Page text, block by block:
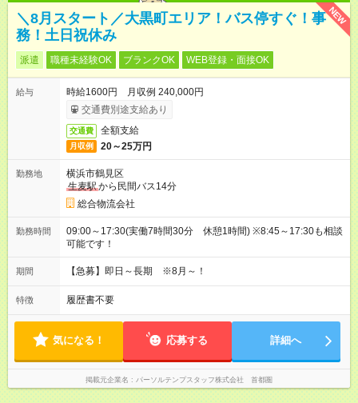
NEW
＼8月スタート／大黒町エリア！バス停すぐ！事
務！土日祝休み
派遣 職種未経験OK ブランクOK WEB登録・面接OK
給与
時給1600円 月収例 240,000円
交通費別途支給あり
交通費 全額支給
月収例 20～25万円
勤務地
横浜市鶴見区
生麦駅から民間バス14分
総合物流会社
勤務時間
09:00～17:30(実働7時間30分 休憩1時間) ※8:45～17:30も相談
可能です！
期間 【急募】即日～長期 ※8月～！
特徴 履歴書不要
気になる！ 応募する 詳細へ
掲載元企業名 パーソルテンプスタッフ株式会社 首都圏